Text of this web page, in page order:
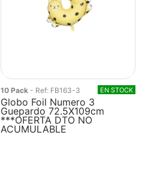
10 Pack - Ref: FB163-3 EN STOCK
Globo Foil Numero 3
Guepardo 72.5X109cm
***OFERTA DTO NO
ACUMULABLE